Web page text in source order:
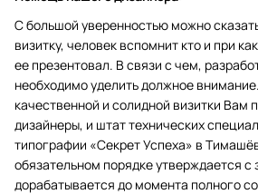
С большой уверенностью можно
визитку, человек вспомнит кто и при
ее презентовал. В связи с чем,
необходимо уделить должное
качественной и солидной визитки Вам
дизайнеры, и штат технических
типографии «Секрет Успеха» в
обязательном порядке утверждается с
дорабатывается до момента полного